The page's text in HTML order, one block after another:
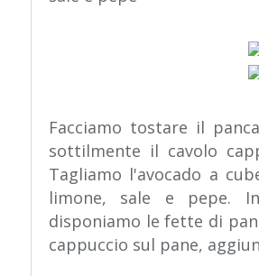
Facciamo tostare il
sottilmente il cavolo
Tagliamo l'avocado a
limone, sale e pepe.
disponiamo le fette di
cappuccio sul pane,